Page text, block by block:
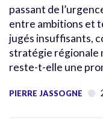
passant de
entre ambitions et
jugés insuffisants,
stratégie régionale
reste-t-elle une
PIERRE JASSOGNE